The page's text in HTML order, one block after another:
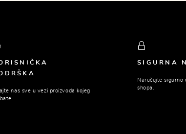
nas sve u vezi proizvoda kojeg
SIGURNA
Naručujte sigurno
shopa.